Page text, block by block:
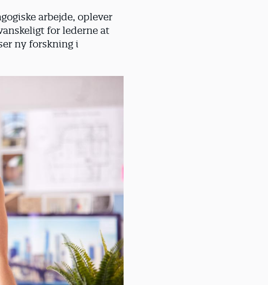
arbejde, oplever
for lederne at
ny forskning i